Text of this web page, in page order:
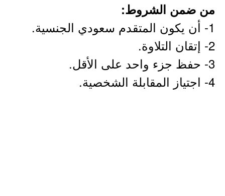
من ضمن الشروط:
1- أن يكون المتقدم سعودي الجنسية.
2- إتقان التلاوة.
3- حفظ جزء واحد على الأقل.
4- اجتياز المقابلة الشخصية.